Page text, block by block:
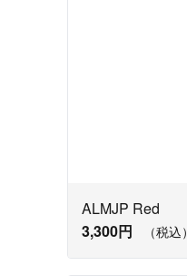
ALMJP Red
3,300円
（税込）